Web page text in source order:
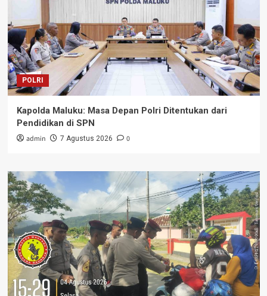
POLRI
Kapolda Maluku: Masa Depan Polri Ditentukan dari
Pendidikan di SPN
admin 7 Agustus 2026 0